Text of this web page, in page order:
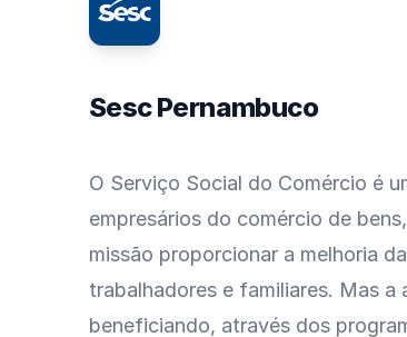
Sesc Pernambuco
O Serviço Social do Comércio é
empresários do comércio de
missão proporcionar a melhoria
trabalhadores e familiares. Mas a
beneficiando, através dos